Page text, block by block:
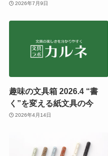
2026年7月9日
趣味の文具箱 2026.4 “書
く”を変える紙文具の今
2026年4月14日